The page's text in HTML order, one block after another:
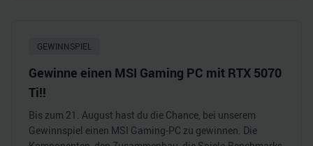
GEWINNSPIEL
Gewinne einen MSI Gaming PC mit RTX 5070
Ti!!
Bis zum 21. August hast du die Chance, bei unserem
Gewinnspiel einen MSI Gaming-PC zu gewinnen. Die